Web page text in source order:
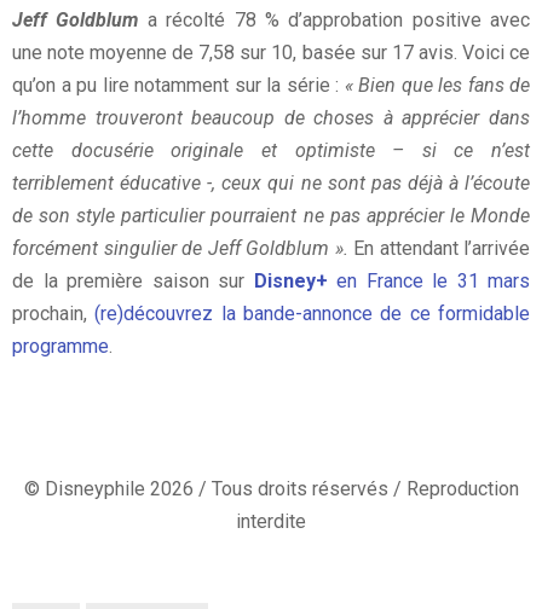
Jeff Goldblum a récolté 78 % d’approbation positive avec
une note moyenne de 7,58 sur 10, basée sur 17 avis. Voici ce
qu’on a pu lire notamment sur la série : « Bien que les fans de
l’homme trouveront beaucoup de choses à apprécier dans
cette docusérie originale et optimiste – si ce n’est
terriblement éducative -, ceux qui ne sont pas déjà à l’écoute
de son style particulier pourraient ne pas apprécier le Monde
forcément singulier de Jeff Goldblum ». En attendant l’arrivée
de la première saison sur Disney+ en France le 31 mars
prochain,(re)découvrez la bande-annonce de ce formidable
programme.
© Disneyphile 2026 / Tous droits réservés / Reproduction
interdite